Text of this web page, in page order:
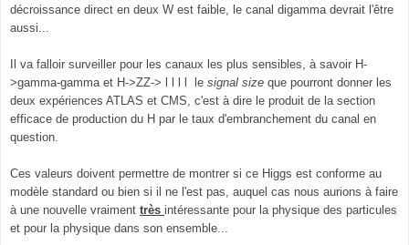
décroissance direct en deux W est faible, le canal digamma devrait l'être
aussi...
Il va falloir surveiller pour les canaux les plus sensibles, à savoir H-
>gamma-gamma et H->ZZ-> l l l l le signal size que pourront donner les
deux expériences ATLAS et CMS, c'est à dire le produit de la section
efficace de production du H par le taux d'embranchement du canal en
question.
Ces valeurs doivent permettre de montrer si ce Higgs est conforme au
modèle standard ou bien si il ne l'est pas, auquel cas nous aurions à faire
à une nouvelle vraiment très intéressante pour la physique des particules
et pour la physique dans son ensemble...